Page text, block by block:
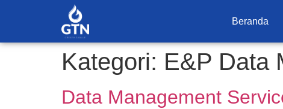
Beranda
Kategori: E&P Data
Data Management